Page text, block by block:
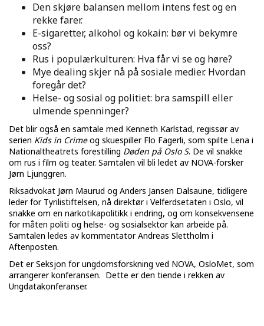
Den skjøre balansen mellom intens fest og en
rekke farer.
E-sigaretter, alkohol og kokain: bør vi bekymre
oss?
Rus i populærkulturen: Hva får vi se og høre?
Mye dealing skjer nå på sosiale medier. Hvordan
foregår det?
Helse- og sosial og politiet: bra samspill eller
ulmende spenninger?
Det blir også en samtale med Kenneth Karlstad, regissør av
serien Kids in Crimeog skuespiller Flo Fagerli, som spilte Lena i
Nationaltheatrets forestilling Døden på Oslo S. De vil snakke
om rus i film og teater. Samtalen vil bli ledet av NOVA-forsker
Jørn Ljunggren.
Riksadvokat Jørn Maurud og Anders Jansen Dalsaune, tidligere
leder for Tyrilistiftelsen, nå direktør i Velferdsetaten i Oslo, vil
snakke om en narkotikapolitikk i endring, og om konsekvensene
for måten politi og helse- og sosialsektor kan arbeide på.
Samtalen ledes av kommentator Andreas Slettholm i
Aftenposten.
Det er Seksjon for ungdomsforskning ved NOVA, OsloMet, som
arrangerer konferansen. Dette er den tiende i rekken av
Ungdatakonferanser.